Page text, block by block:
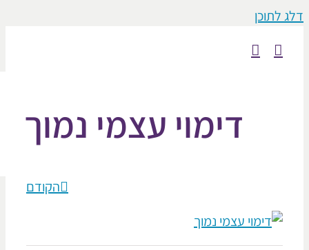
דימוי עצמי נמוך
הקודם